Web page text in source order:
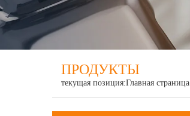
ПРОДУКТЫ
текущая позиция:Главная страница